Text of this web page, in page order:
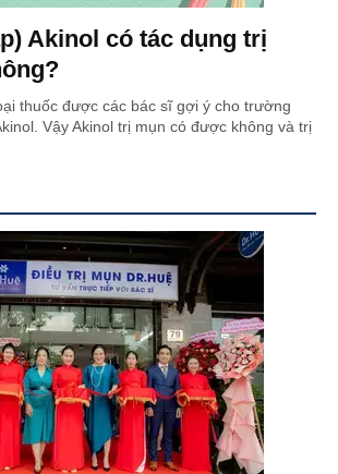
Akinol có tác dụng trị
thuốc được các bác sĩ gợi ý cho trường
Vậy Akinol trị mụn có được không và trị